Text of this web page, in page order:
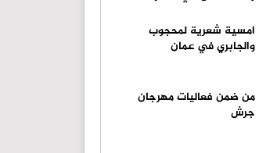
امسية شعرية لمحجوب
والجابري في عمان
من ضمن فعاليات مهرجان
جرش